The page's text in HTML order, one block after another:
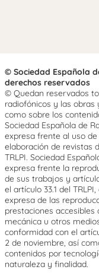
© Sociedad Española
derechos reservados
© Quedan reservados
radiofónicos y las
como sobre los
Sociedad Española de
expresa frente al uso
elaboración de revistas
TRLPI. Sociedad
expresa frente la
de sus trabajos y
el artículo 33.1 del
expresa de las
prestaciones
mecánica u otros
conformidad con el
2 de noviembre, así
contenidos por
naturaleza y finalidad.